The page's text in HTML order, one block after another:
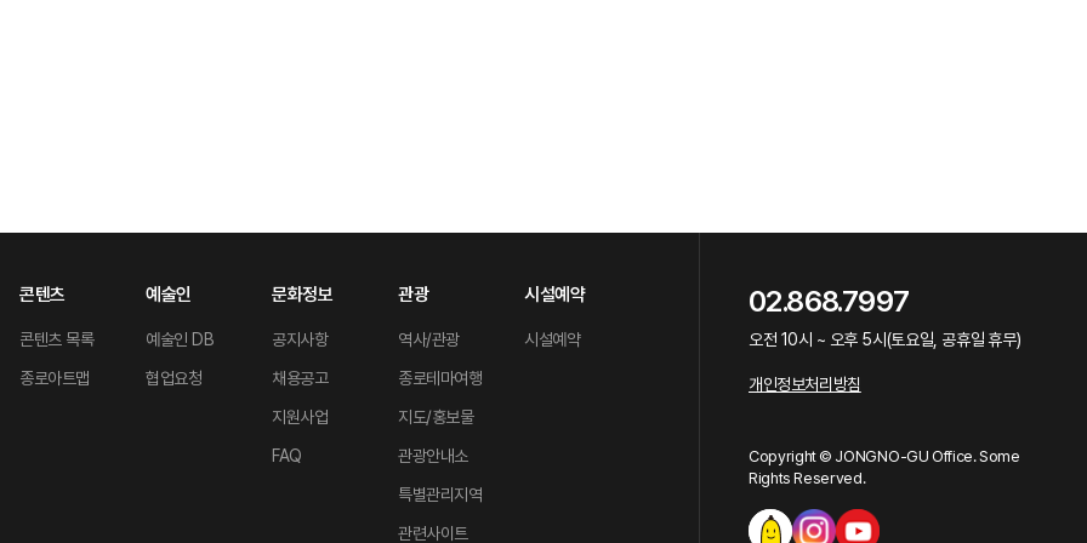
콘텐츠
콘텐츠 목록
종로아트맵
예술인
예술인 DB
협업요청
문화정보
공지사항
채용공고
지원사업
FAQ
관광
역사/관광
종로테마여행
지도/홍보물
관광안내소
특별관리지역
관련사이트
시설예약
시설예약
02.868.7997
오전 10시 ~ 오후 5시(토요일, 공휴일 휴무)
개인정보처리방침
Copyright © JONGNO-GU Office. Some
Rights Reserved.